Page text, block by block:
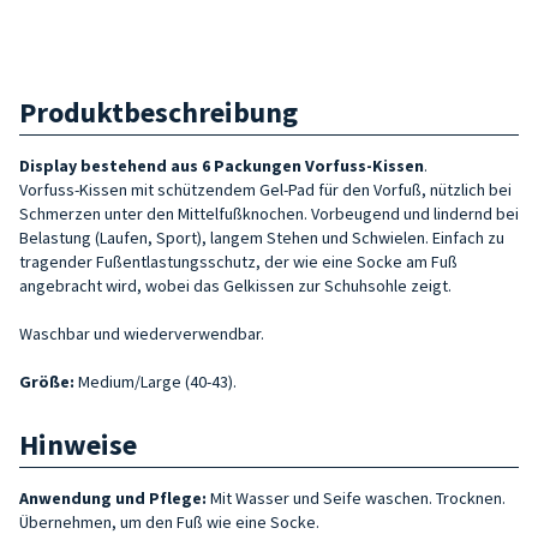
Produktbeschreibung
Display bestehend aus 6 Packungen Vorfuss-Kissen.
Vorfuss-Kissen mit schützendem Gel-Pad für den Vorfuß, nützlich bei
Schmerzen unter den Mittelfußknochen. Vorbeugend und lindernd bei
Belastung (Laufen, Sport), langem Stehen und Schwielen. Einfach zu
tragender Fußentlastungsschutz, der wie eine Socke am Fuß
angebracht wird, wobei das Gelkissen zur Schuhsohle zeigt.
Waschbar und wiederverwendbar.
Größe: Medium/Large (40-43).
Hinweise
Anwendung und Pflege: Mit Wasser und Seife waschen. Trocknen.
Übernehmen, um den Fuß wie eine Socke.